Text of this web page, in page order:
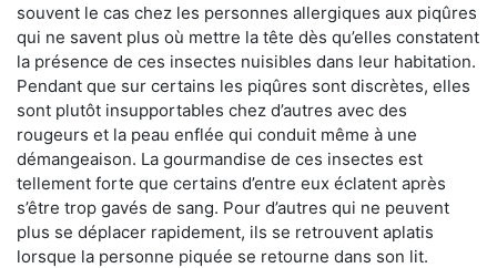
souvent le cas chez les personnes allergiques aux piqûres
qui ne savent plus où mettre la tête dès qu’elles constatent
la présence de ces insectes nuisibles dans leur habitation.
Pendant que sur certains les piqûres sont discrètes, elles
sont plutôt insupportables chez d’autres avec des
rougeurs et la peau enflée qui conduit même à une
démangeaison. La gourmandise de ces insectes est
tellement forte que certains d’entre eux éclatent après
s’être trop gavés de sang. Pour d’autres qui ne peuvent
plus se déplacer rapidement, ils se retrouvent aplatis
lorsque la personne piquée se retourne dans son lit.